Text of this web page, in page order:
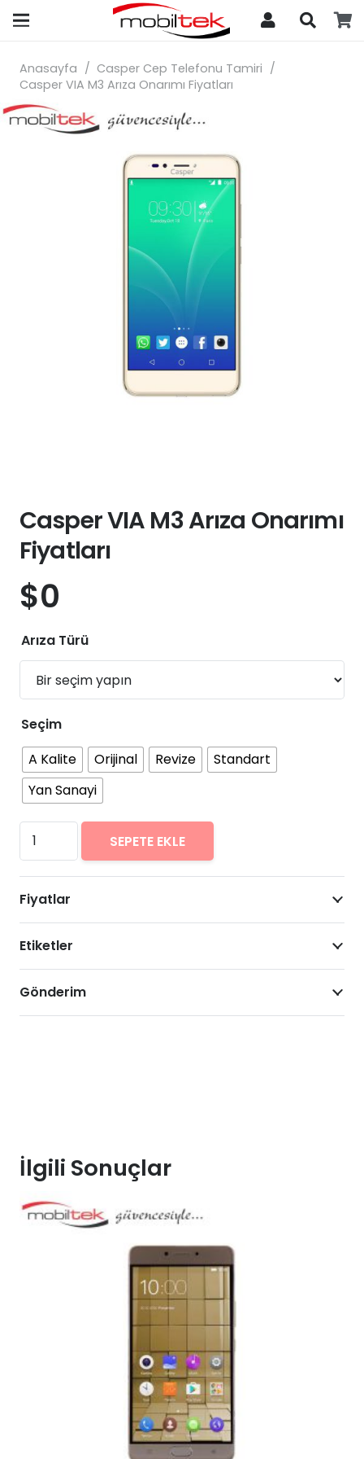
Anasayfa / Casper Cep Telefonu Tamiri /
Casper VIA M3 Arıza Onarımı Fiyatları
Casper VIA M3 Arıza Onarımı
Fiyatları
$0
Arıza Türü
Seçim
A Kalite
Orijinal Revize
Standart
Yan Sanayi
Casper
VIA
M3
Arıza
Onarımı
Fiyatları
adet
SEPETE EKLE
Fiyatlar
Etiketler
Gönderim
İlgili Sonuçlar